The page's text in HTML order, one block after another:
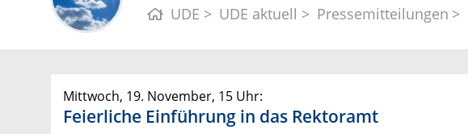
UDE UDE aktuell Pressemitteilungen
Mittwoch, 19. November, 15 Uhr:
Feierliche Einführung in das Rektoramt